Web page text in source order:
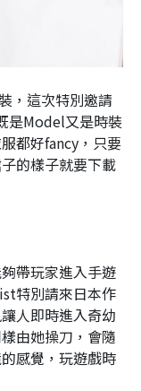
，這次特別邀請
是Model又是時裝
都好fancy，只要
的樣子就要下載
帶玩家進入手遊
特別請來日本作
人即時進入奇幼
由她操刀，會隨
感覺，玩遊戲時